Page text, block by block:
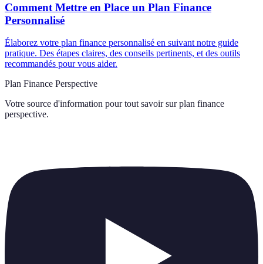
Comment Mettre en Place un Plan Finance
Personnalisé
Élaborez votre plan finance personnalisé en suivant notre guide
pratique. Des étapes claires, des conseils pertinents, et des outils
recommandés pour vous aider.
Plan Finance Perspective
Votre source d'information pour tout savoir sur plan finance
perspective.